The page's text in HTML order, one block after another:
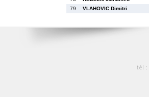
79
VLAHOVIC Dimitri
tél :